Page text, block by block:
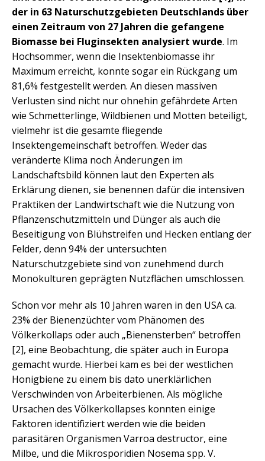
der in 63 Naturschutzgebieten Deutschlands über
einen Zeitraum von 27 Jahren die gefangene
Biomasse bei Fluginsekten analysiert wurde. Im
Hochsommer, wenn die Insektenbiomasse ihr
Maximum erreicht, konnte sogar ein Rückgang um
81,6% festgestellt werden. An diesen massiven
Verlusten sind nicht nur ohnehin gefährdete Arten
wie Schmetterlinge, Wildbienen und Motten beteiligt,
vielmehr ist die gesamte fliegende
Insektengemeinschaft betroffen. Weder das
veränderte Klima noch Änderungen im
Landschaftsbild können laut den Experten als
Erklärung dienen, sie benennen dafür die intensiven
Praktiken der Landwirtschaft wie die Nutzung von
Pflanzenschutzmitteln und Dünger als auch die
Beseitigung von Blühstreifen und Hecken entlang der
Felder, denn 94% der untersuchten
Naturschutzgebiete sind von zunehmend durch
Monokulturen geprägten Nutzflächen umschlossen.
Schon vor mehr als 10 Jahren waren in den USA ca.
23% der Bienenzüchter vom Phänomen des
Völkerkollaps oder auch „Bienensterben“ betroffen
[2], eine Beobachtung, die später auch in Europa
gemacht wurde. Hierbei kam es bei der westlichen
Honigbiene zu einem bis dato unerklärlichen
Verschwinden von Arbeiterbienen. Als mögliche
Ursachen des Völkerkollapses konnten einige
Faktoren identifiziert werden wie die beiden
parasitären Organismen Varroa destructor, eine
Milbe, und die Mikrosporidien Nosema spp. V.